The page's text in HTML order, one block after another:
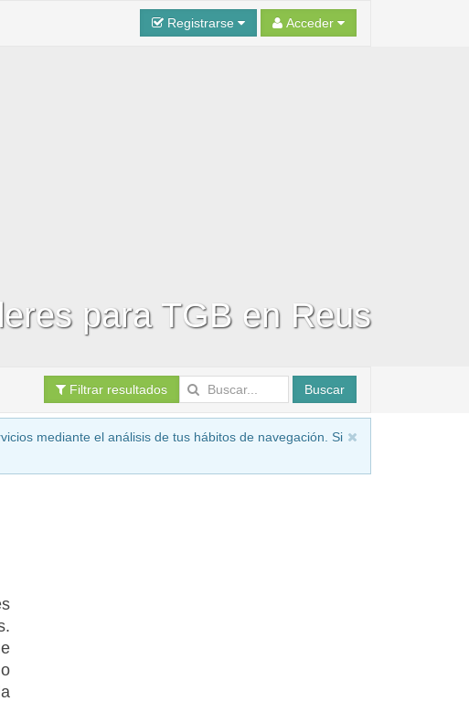
Registrarse Acceder
para TGB en Reus
Filtrar resultados Buscar
mediante el análisis de tus hábitos de navegación. Si